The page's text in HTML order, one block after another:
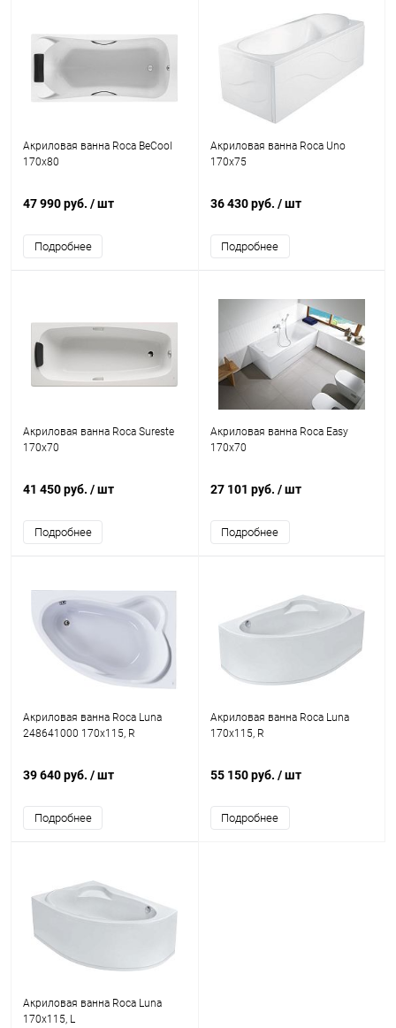
Акриловая ванна Roca BeCool
170x80
47 990 руб. / шт
Подробнее
Акриловая ванна Roca Uno
170х75
36 430 руб. / шт
Подробнее
Акриловая ванна Roca Sureste
170x70
41 450 руб. / шт
Подробнее
Акриловая ванна Roca Easy
170x70
27 101 руб. / шт
Подробнее
Акриловая ванна Roca Luna
248641000 170x115, R
39 640 руб. / шт
Подробнее
Акриловая ванна Roca Luna
170x115, R
55 150 руб. / шт
Подробнее
Акриловая ванна Roca Luna
170x115, L